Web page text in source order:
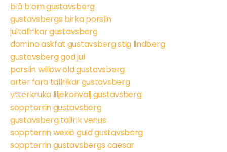
blå blom gustavsberg
gustavsbergs birka porslin
jultallrikar gustavsberg
domino askfat gustavsberg stig lindberg
gustavsberg god jul
porslin willow old gustavsberg
arter fara tallrikar gustavsberg
ytterkruka liljekonvalj gustavsberg
soppterrin gustavsberg
gustavsberg tallrik venus
soppterrin wexiö guld gustavsberg
soppterrin gustavsbergs caesar